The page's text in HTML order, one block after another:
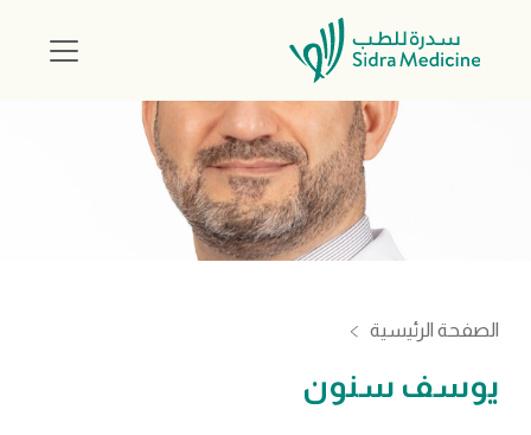
الصفحة الرئيسية
يوسف سنون